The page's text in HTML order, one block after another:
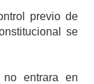
previo de
se
entrara en